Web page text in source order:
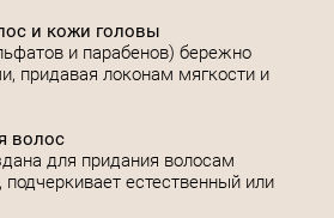
и кожи головы
и парабенов) бережно
придавая локонам мягкости и
волос
для придания волосам
естественный или